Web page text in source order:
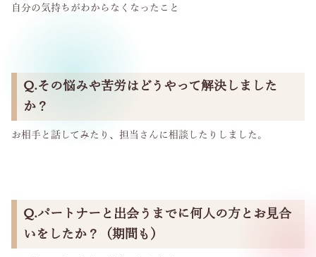
自分の気持ちがわからなくなったこと
Q.その悩みや苦労はどうやって解決しました
か？
お相手と話してみたり、担当さんに相談したりしました。
Q.パートナーと出会うまでに何人の方とお見合
いをしたか？（期間も）